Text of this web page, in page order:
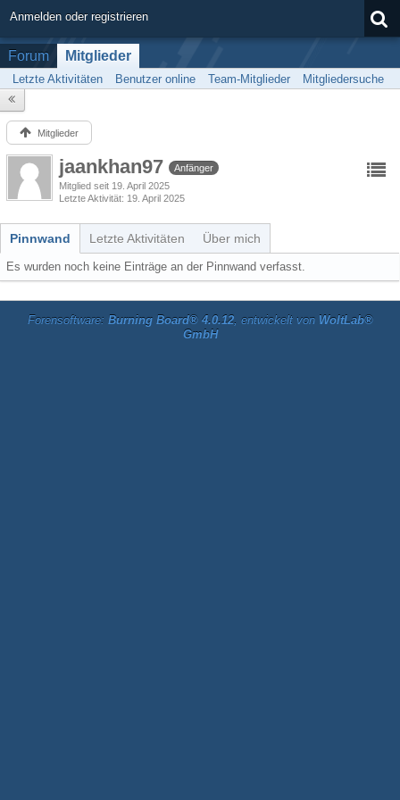
Anmelden oder registrieren
Forum Mitglieder
Letzte Aktivitäten Benutzer online Team-Mitglieder Mitgliedersuche
Mitglieder
jaankhan97
Anfänger
Mitglied seit 19. April 2025
Letzte Aktivität 19. April 2025
Pinnwand Letzte Aktivitäten Über mich
Es wurden noch keine Einträge an der Pinnwand verfasst.
Forensoftware: Burning Board® 4.0.12, entwickelt von WoltLab®
GmbH